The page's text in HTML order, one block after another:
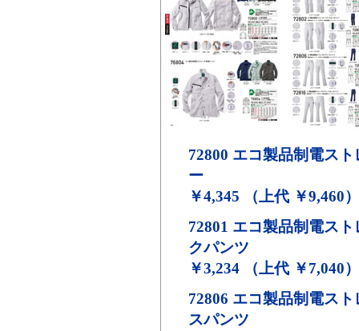
72800 エコ製品制電ス
ー
￥4,345 （上代 ￥9,460）
72801 エコ製品制電ス
クパンツ
￥3,234 （上代 ￥7,040）
72806 エコ製品制電ス
スパンツ